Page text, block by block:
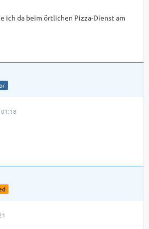
ich da beim örtlichen Pizza-Dienst am